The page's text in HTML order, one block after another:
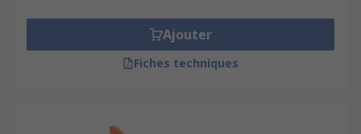
Ajouter
Fiches techniques